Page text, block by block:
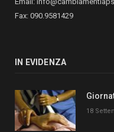
Fax: 090.9581429
IN EVIDENZA
18